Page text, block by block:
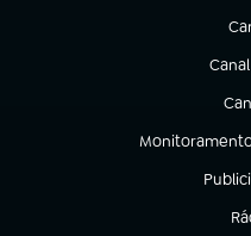
(abre
(abre em nova
(abre